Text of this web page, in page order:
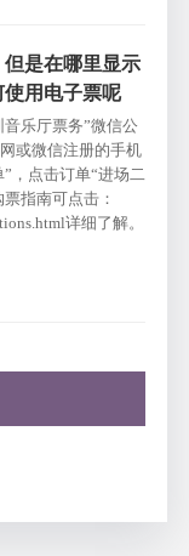
是在哪里显示
用电子票呢
乐厅票务”微信公
或微信注册的手机
，点击订单“进场二
指南可点击：
详细了解。